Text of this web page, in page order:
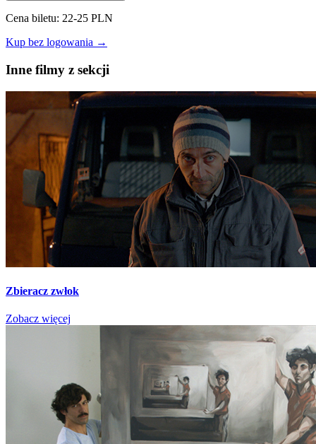
Cena biletu: 22-25 PLN
Kup bez logowania →
Inne filmy z sekcji
Zbieracz zwłok
Zobacz więcej